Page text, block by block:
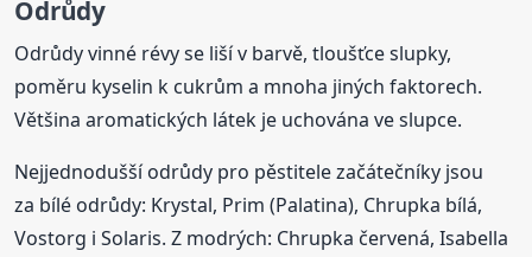
Odrůdy
Odrůdy vinné révy se liší v barvě, tloušťce slupky,
poměru kyselin k cukrům a mnoha jiných faktorech.
Většina aromatických látek je uchována ve slupce.
Nejjednodušší odrůdy pro pěstitele začátečníky jsou
za bílé odrůdy: Krystal, Prim (Palatina), Chrupka bílá,
Vostorg i Solaris. Z modrých: Chrupka červená, Isabella